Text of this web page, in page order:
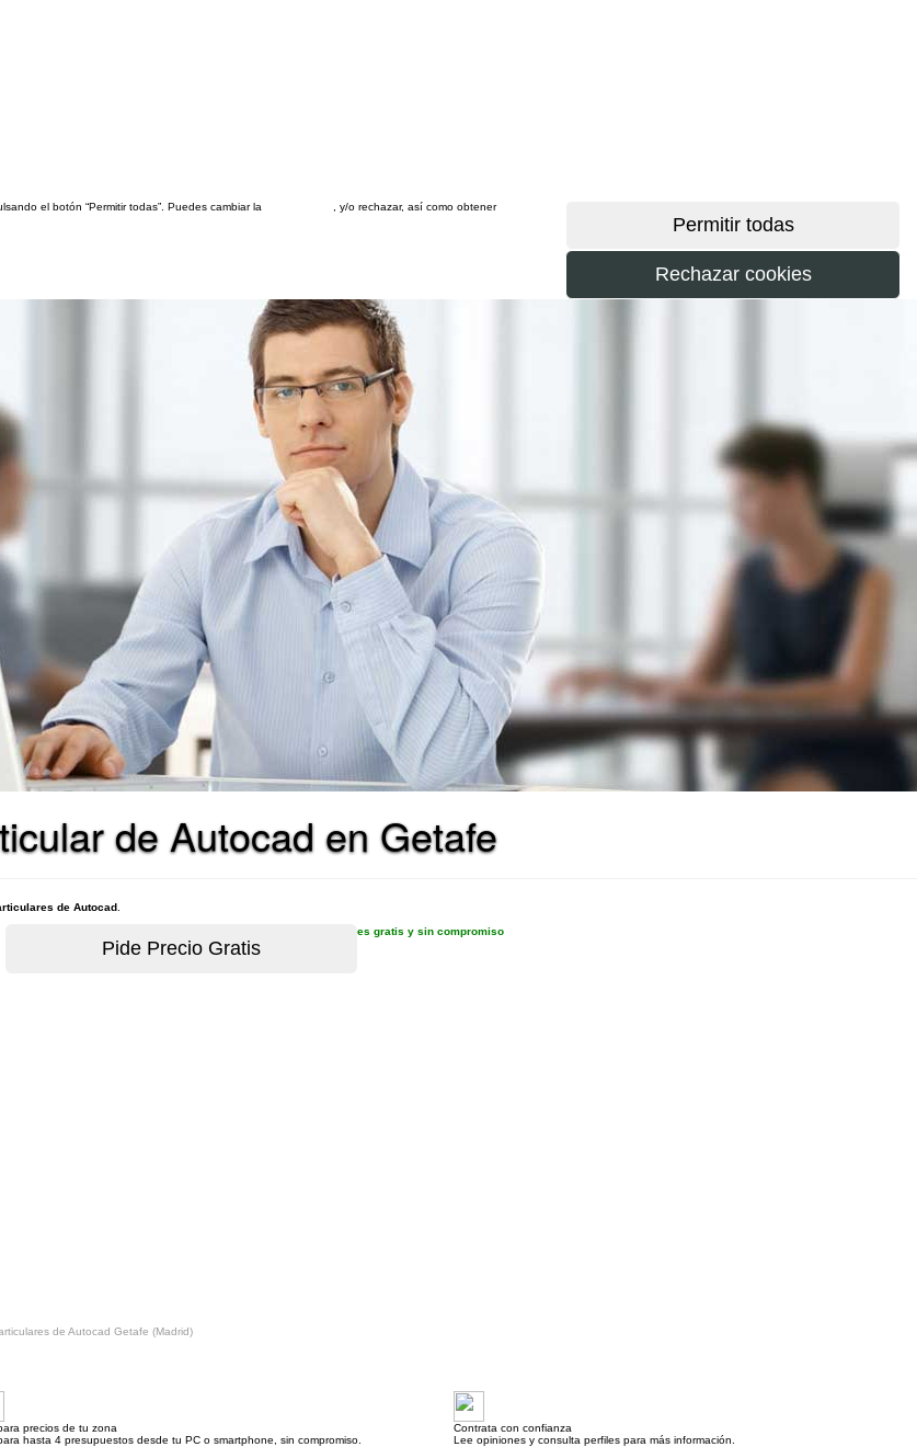
el botón “Permitir todas”. Puedes cambiar la
, y/o rechazar, así como obtener
de Autocad en Getafe
de Autocad
es gratis y sin compromiso
de Autocad Getafe (Madrid)
precios de tu zona
hasta 4 presupuestos desde tu PC o smartphone, sin compromiso.
Contrata con confianza
Lee opiniones y consulta perfiles para más información.